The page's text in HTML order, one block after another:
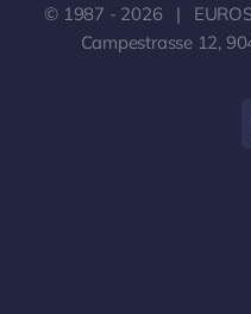
Datenschutzerklärung
© 1987 - 2026 |
Campestrasse 12,